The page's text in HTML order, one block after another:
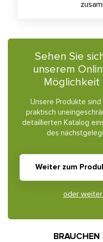
Sehen Sie
unserem
Unsere Produkte
praktisch
detaillierten Katalog
des
Weiter zum
oder
BRAUCHEN